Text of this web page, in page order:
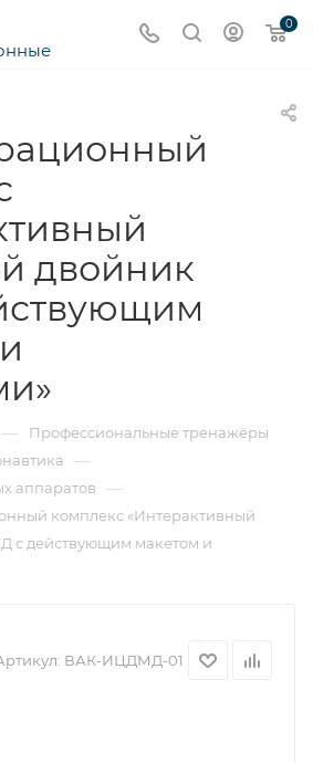
0
двойник
— Профессиональные тренажёры
—
аппаратов —
комплекс «Интерактивный
с действующим макетом и
ВАК-ИЦДМД-01